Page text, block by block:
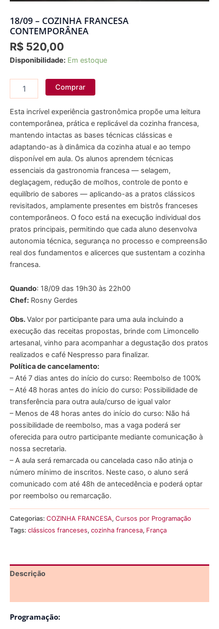
18/09 – COZINHA FRANCESA
CONTEMPORÂNEA
R$ 520,00
Disponibilidade: Em estoque
Comprar
Esta incrível experiência gastronômica propõe uma leitura
contemporânea, prática e replicável da cozinha francesa,
mantendo intactas as bases técnicas clássicas e
adaptando-as à dinâmica da cozinha atual e ao tempo
disponível em aula. Os alunos aprendem técnicas
essenciais da gastronomia francesa — selagem,
deglaçagem, redução de molhos, controle de ponto e
equilíbrio de sabores — aplicando-as a pratos clássicos
revisitados, amplamente presentes em bistrôs franceses
contemporâneos. O foco está na execução individual dos
pratos principais, permitindo que cada aluno desenvolva
autonomia técnica, segurança no processo e compreensão
real dos fundamentos e alicerces que sustentam a cozinha
francesa.
Quando: 18/09 das 19h30 às 22h00
Chef: Rosny Gerdes
Obs.Valor por participante para uma aula incluindo a
execução das receitas propostas, brinde com Limoncello
artesanal, vinho para acompanhar a degustação dos pratos
realizados e café Nespresso para finalizar.
Política de cancelamento:
– Até 7 dias antes do início do curso: Reembolso de 100%
– Até 48 horas antes do início do curso: Possibilidade de
transferência para outra aula/curso de igual valor
– Menos de 48 horas antes do início do curso: Não há
possibilidade de reembolso, mas a vaga poderá ser
oferecida para outro participante mediante comunicação à
nossa secretaria.
– A aula será remarcada ou cancelada caso não atinja o
número mínimo de inscritos. Neste caso, o aluno será
comunicado com até 48h de antecedência e poderá optar
por reembolso ou remarcação.
Categorias: COZINHA FRANCESA, Cursos por Programação
Tags: clássicos franceses, cozinha francesa, França
Descrição
Programação: